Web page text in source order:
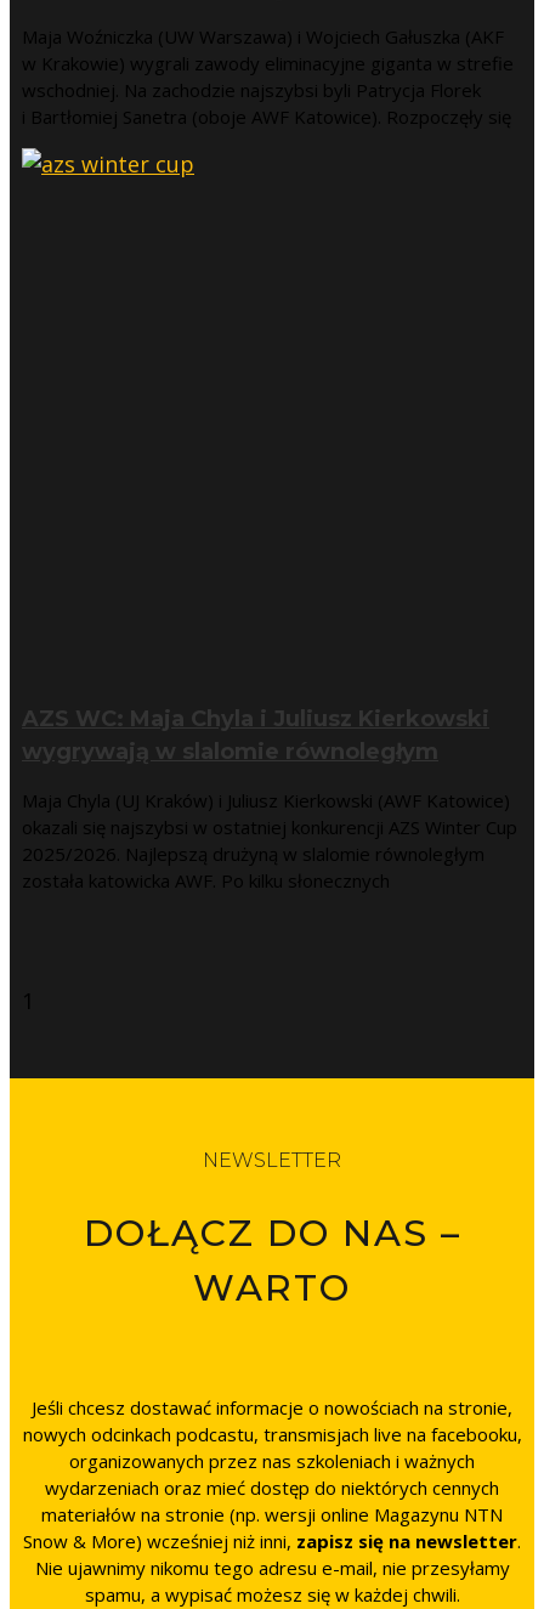
Maja Woźniczka (UW Warszawa) i Wojciech Gałuszka (AKF
w Krakowie) wygrali zawody eliminacyjne giganta w strefie
wschodniej. Na zachodzie najszybsi byli Patrycja Florek
i Bartłomiej Sanetra (oboje AWF Katowice). Rozpoczęły się
AZS WC: Maja Chyla i Juliusz Kierkowski
wygrywają w slalomie równoległym
Maja Chyla (UJ Kraków) i Juliusz Kierkowski (AWF Katowice)
okazali się najszybsi w ostatniej konkurencji AZS Winter Cup
2025/2026. Najlepszą drużyną w slalomie równoległym
została katowicka AWF. Po kilku słonecznych
NEWSLETTER
DOŁĄCZ DO NAS –
WARTO
Jeśli chcesz dostawać informacje o nowościach na stronie,
nowych odcinkach podcastu, transmisjach live na facebooku,
organizowanych przez nas szkoleniach i ważnych
wydarzeniach oraz mieć dostęp do niektórych cennych
materiałów na stronie (np. wersji online Magazynu NTN
Snow & More) wcześniej niż inni, zapisz się na newsletter.
Nie ujawnimy nikomu tego adresu e-mail, nie przesyłamy
spamu, a wypisać możesz się w każdej chwili.